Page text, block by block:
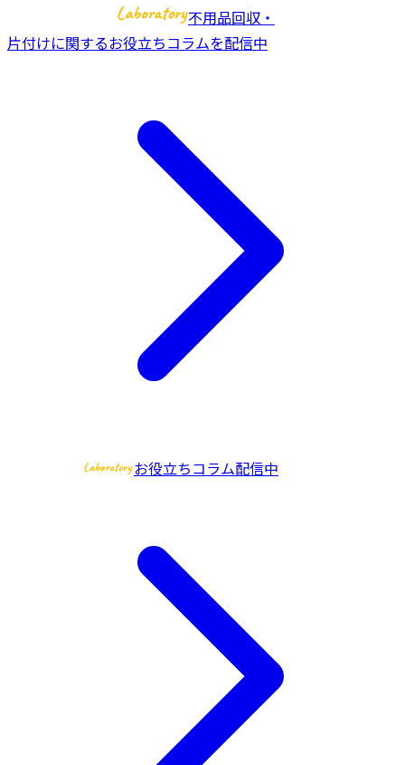
不用品回収・
片付けに関するお役立ちコラムを配信中
お役立ちコラム配信中